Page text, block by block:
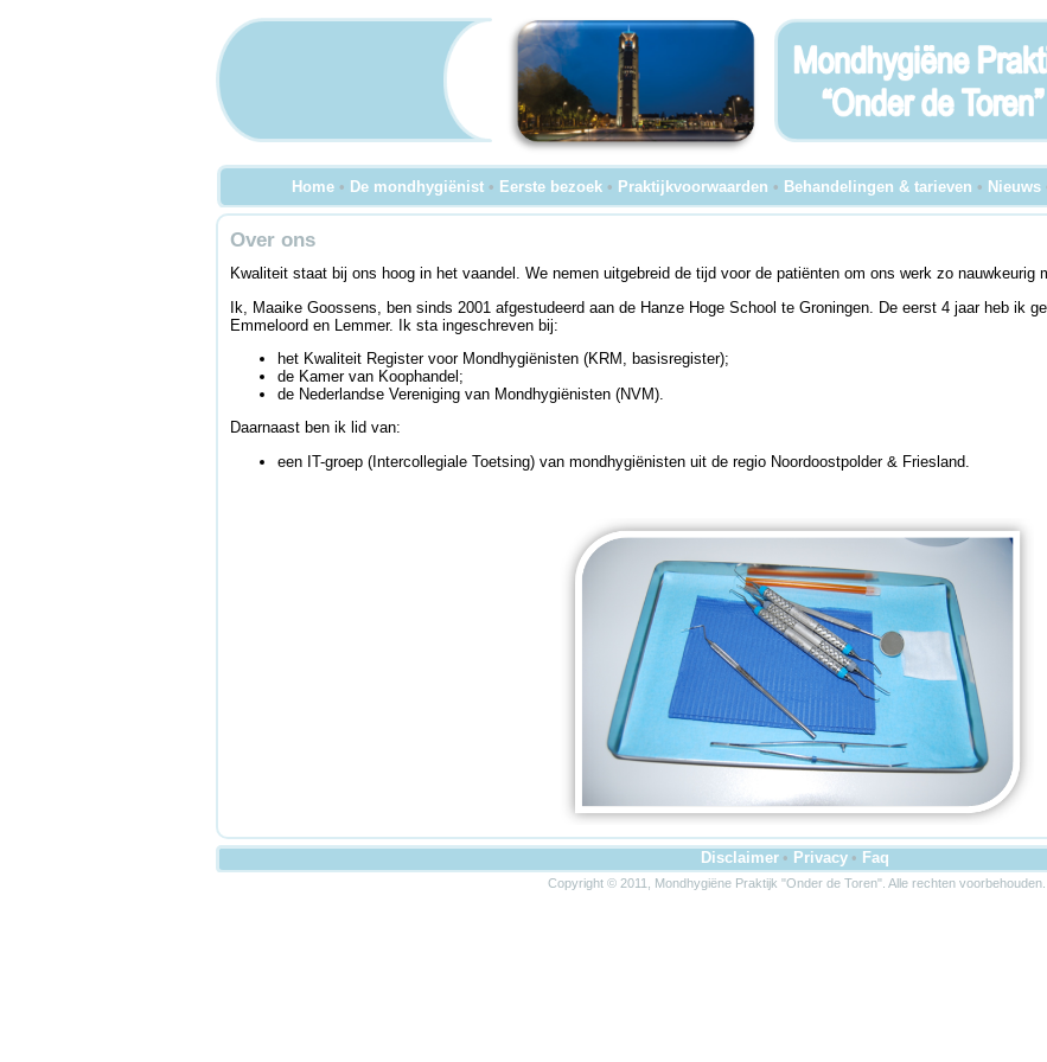
Home • De mondhygiënist • Eerste bezoek • Praktijkvoorwaarden • Behandelingen & tarieven • Nieuws
Over ons
Kwaliteit staat bij ons hoog in het vaandel. We nemen uitgebreid de tijd voor de patiënten om ons werk zo nauwkeurig
Ik, Maaike Goossens, ben sinds 2001 afgestudeerd aan de Hanze Hoge School te Groningen. De eerst 4 jaar heb ik
Emmeloord en Lemmer. Ik sta ingeschreven bij:
het Kwaliteit Register voor Mondhygiënisten (KRM, basisregister);
de Kamer van Koophandel;
de Nederlandse Vereniging van Mondhygiënisten (NVM).
Daarnaast ben ik lid van:
een IT-groep (Intercollegiale Toetsing) van mondhygiënisten uit de regio Noordoostpolder & Friesland.
Disclaimer • Privacy • Faq
Copyright © 2011, Mondhygiëne Praktijk "Onder de Toren". Alle rechten voorbehouden.